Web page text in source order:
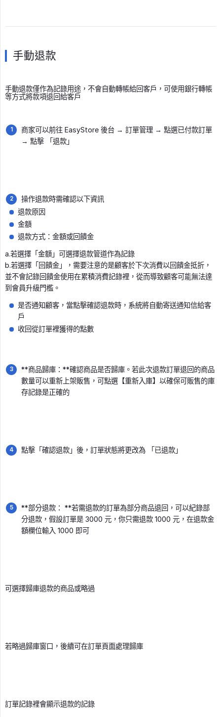
手動退款
手動退款僅作為記錄用途，不會自動轉帳給回客戶，可使用銀行轉帳
等方式將款項退回給客戶
商家可以前往 EasyStore 後台 → 訂單管理 → 點選已付款訂單
→ 點擊 「退款」
操作退款時需確認以下資訊
退款原因
金額
退款方式：金額或回饋金
a.若選擇「金額」可選擇退款管道作為記錄
b.若選擇「回饋金」，需要注意的是顧客於下次消費以回饋金抵折，
並不會記錄回饋金使用在累積消費記錄裡，從而導致顧客可能無法達
到會員升級門檻。
是否通知顧客，當點擊確認退款時，系統將自動寄送通知信給客
戶
收回從訂單裡獲得的點數
**商品歸庫：**確認商品是否歸庫。若此次退款訂單退回的商品
數量可以重新上架販售，可點選【重新入庫】以確保可販售的庫
存記錄是正確的
點擊「確認退款」後，訂單狀態將更改為 「已退款」
**部分退款： **若需退款的訂單為部分商品退回，可以紀錄部
分退款，假設訂單是 3000 元，你只需退款 1000 元，在退款金
額欄位輸入 1000 即可
可選擇歸庫退款的商品或略過
若略過歸庫窗口，後續可在訂單頁面處理歸庫
訂單記錄裡會顯示退款的記錄